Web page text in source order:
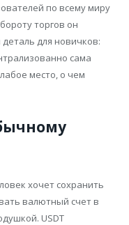
по всему миру
торгов он
для новичков:
сама
место, о чем
хочет сохранить
валютный счет в
USDT